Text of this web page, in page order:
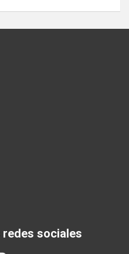
redes sociales